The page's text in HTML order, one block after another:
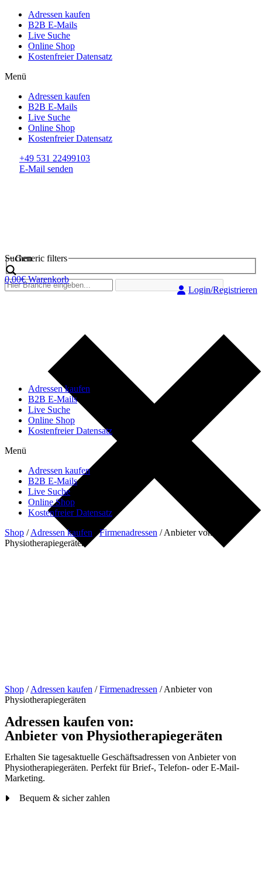
Adressen kaufen
B2B E-Mails
Live Suche
Online Shop
Kostenfreier Datensatz
Menü
Adressen kaufen
B2B E-Mails
Live Suche
Online Shop
Kostenfreier Datensatz
+49 531 22499103
E-Mail senden
Suchen
Generic filters
0,00€ Warenkorb
Login/Registrieren
Adressen kaufen
B2B E-Mails
Live Suche
Online Shop
Kostenfreier Datensatz
Menü
Adressen kaufen
B2B E-Mails
Live Suche
Online Shop
Kostenfreier Datensatz
Shop /Adressen kaufen /Firmenadressen /Anbieter von
Physiotherapiegeräten
Shop /Adressen kaufen /Firmenadressen /Anbieter von
Physiotherapiegeräten
Adressen kaufen von:
Anbieter von Physiotherapiegeräten
Erhalten Sie tagesaktuelle Geschäftsadressen von Anbieter von
Physiotherapiegeräten. Perfekt für Brief-, Telefon- oder E-Mail-
Marketing.
Bequem & sicher zahlen